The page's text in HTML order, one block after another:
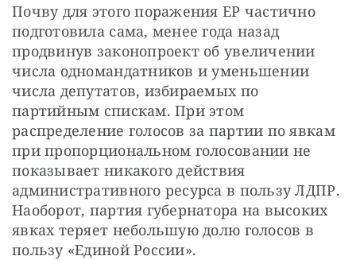
Почву для этого поражения ЕР частично
подготовила сама, менее года назад
продвинув законопроект об увеличении
числа одномандатников и уменьшении
числа депутатов, избираемых по
партийным спискам. При этом
распределение голосов за партии по явкам
при пропорциональном голосовании не
показывает никакого действия
административного ресурса в пользу ЛДПР.
Наоборот, партия губернатора на высоких
явках теряет небольшую долю голосов в
пользу «Единой России».